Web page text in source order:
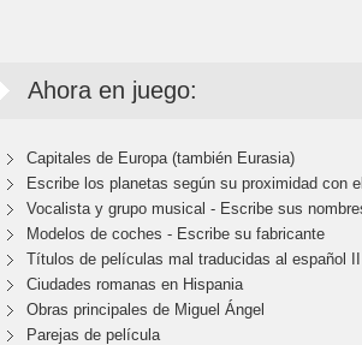
Ahora en juego:
Capitales de Europa (también Eurasia)
Escribe los planetas según su proximidad con
Vocalista y grupo musical - Escribe sus
Modelos de coches - Escribe su fabricante
Títulos de películas mal traducidas al español II
Ciudades romanas en Hispania
Obras principales de Miguel Ángel
Parejas de película